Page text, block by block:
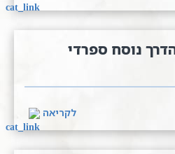
נוסח ספרדי
לקריאה